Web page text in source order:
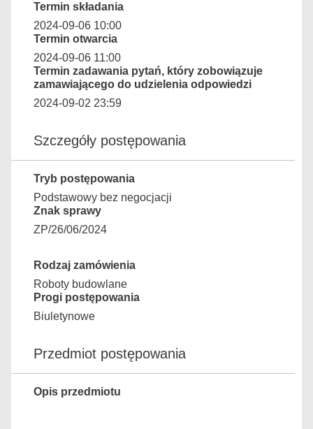
Termin składania
2024-09-06 10:00
Termin otwarcia
2024-09-06 11:00
Termin zadawania pytań, który zobowiązuje
zamawiającego do udzielenia odpowiedzi
2024-09-02 23:59
Szczegóły postępowania
Tryb postępowania
Podstawowy bez negocjacji
Znak sprawy
ZP/26/06/2024
Rodzaj zamówienia
Roboty budowlane
Progi postępowania
Biuletynowe
Przedmiot postępowania
Opis przedmiotu